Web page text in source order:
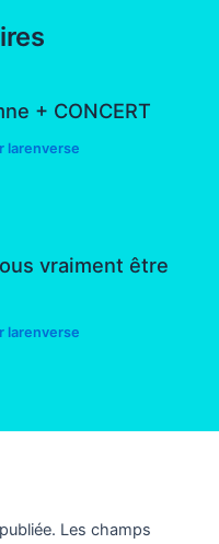
+ CONCERT
larenverse
vraiment être
larenverse
Les champs